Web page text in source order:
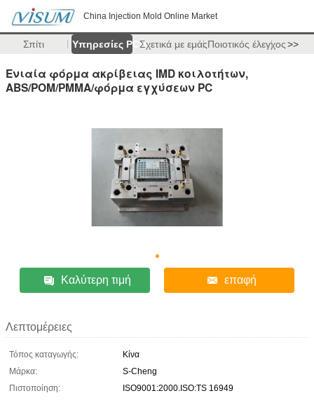
China Injection Mold Online Market
Σπίτι Υπηρεσίες PCBΣχετικά με εμάςΠοιοτικός έλεγχος>>
Ενιαία φόρμα ακρίβειας IMD κοιλοτήτων,
ABS/POM/PMMA/φόρμα εγχύσεων PC
Καλύτερη τιμή επαφή
Λεπτομέρειες
Τόπος καταγωγής:
Κίνα
Μάρκα:
S-Cheng
Πιστοποίηση:
ISO9001:2000.ISO:TS 16949